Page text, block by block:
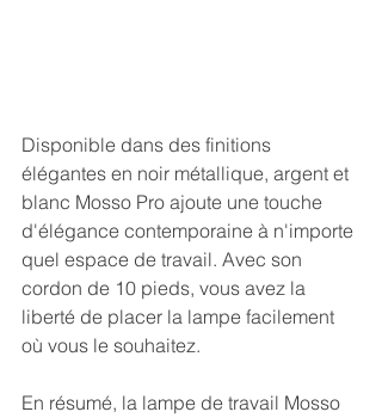
Disponible dans des finitions
élégantes en noir métallique, argent et
blanc Mosso Pro ajoute une touche
d'élégance contemporaine à n'importe
quel espace de travail. Avec son
cordon de 10 pieds, vous avez la
liberté de placer la lampe facilement
où vous le souhaitez.
En résumé, la lampe de travail Mosso